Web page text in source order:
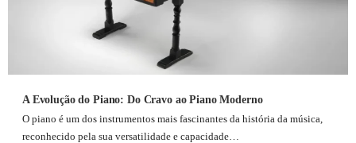
A Evolução do Piano: Do Cravo ao Piano Moderno
O piano é um dos instrumentos mais fascinantes da história da música,
reconhecido pela sua versatilidade e capacidade…